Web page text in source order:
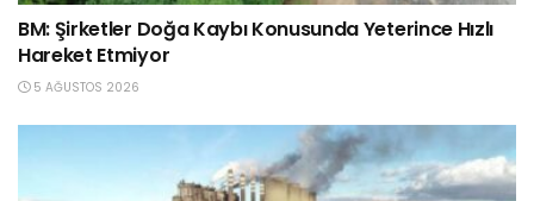
BM: Şirketler Doğa Kaybı Konusunda Yeterince Hızlı
Hareket Etmiyor
5 AĞUSTOS 2026